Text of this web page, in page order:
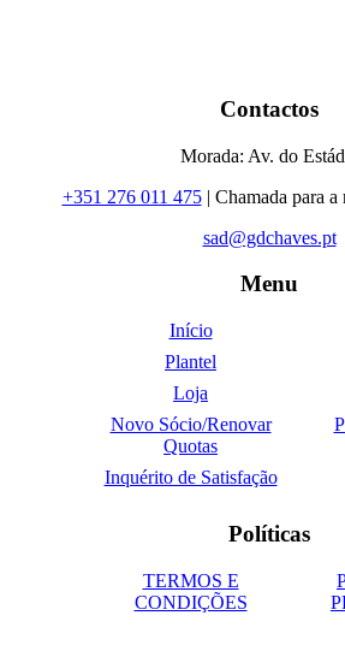
Contactos
Morada: Av. do
+351 276 011 475| Chamada para a
sad@gdchaves.pt
Menu
Início
Plantel
Loja
Novo Sócio/Renovar
Quotas
Inquérito de Satisfação
Políticas
TERMOS E
CONDIÇÕES